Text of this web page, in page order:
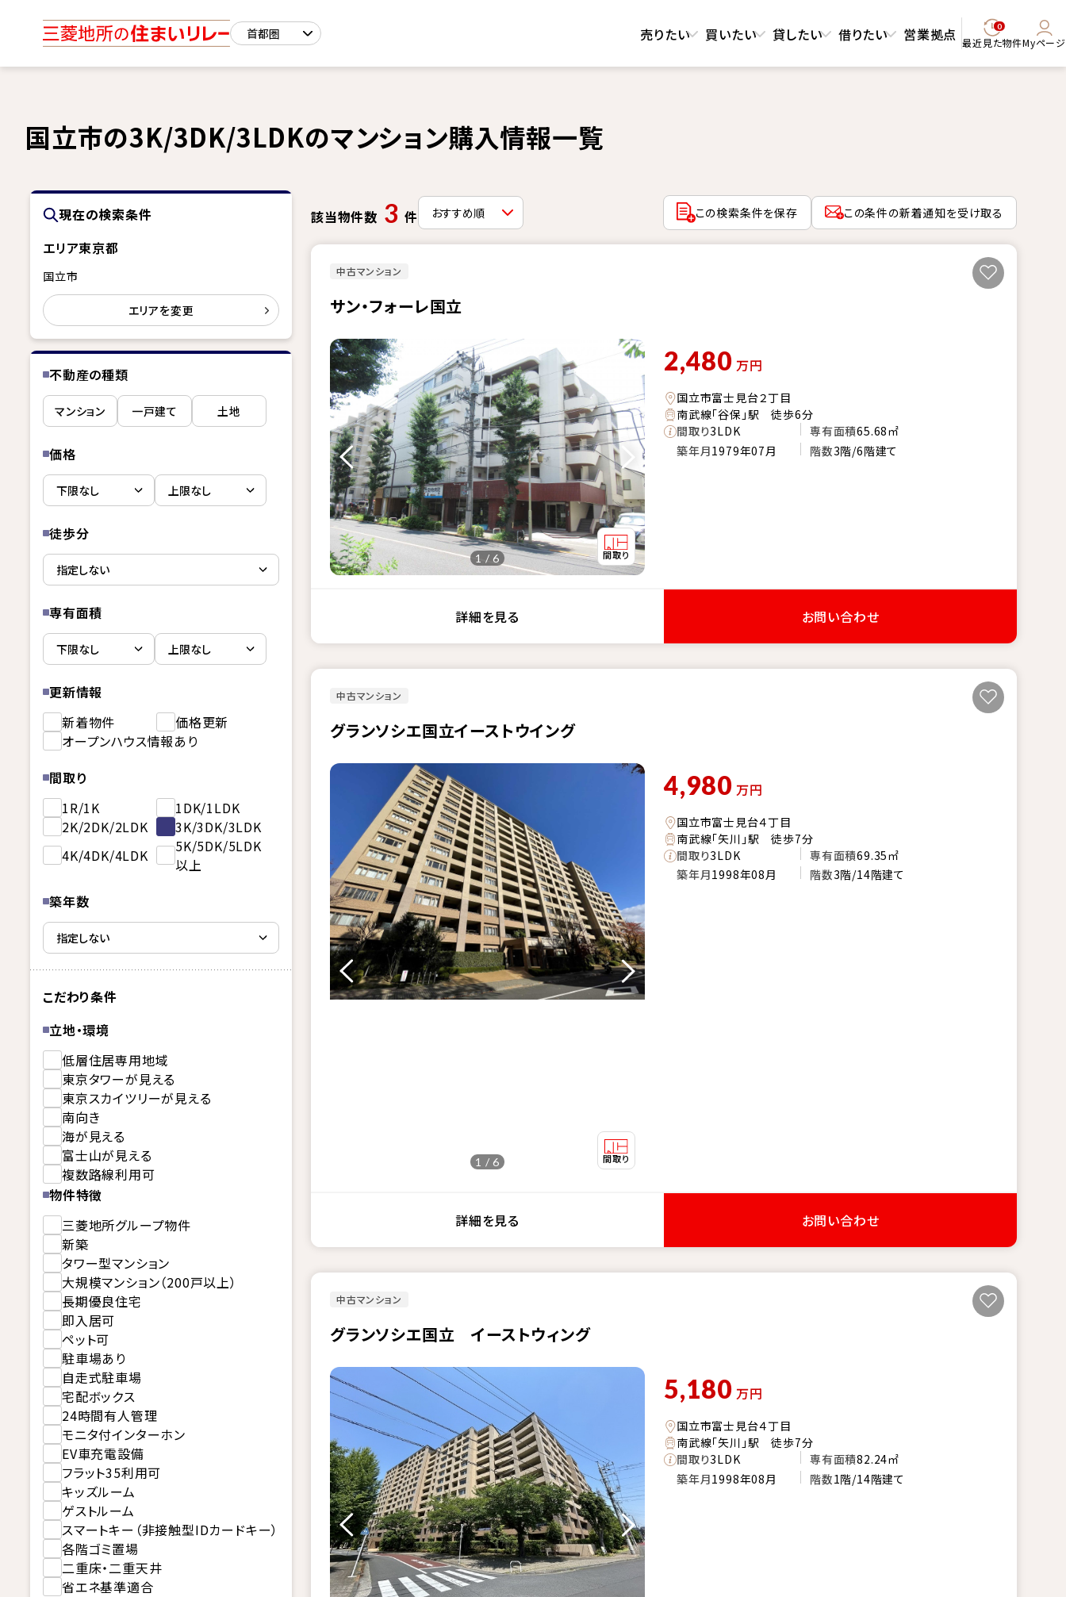
売りたい 買いたい 貸したい 借りたい 営業拠点 0
最近見た物件Myページ
国立市の3K/3DK/3LDKのマンション購入情報一覧
現在の検索条件
エリア東京都
国立市
エリアを変更
不動産の種類
マンション 一戸建て 土地
価格
徒歩分
専有面積
更新情報
新着物件
価格更新
オープンハウス情報あり
間取り
1R/1K
1DK/1LDK
2K/2DK/2LDK
3K/3DK/3LDK
4K/4DK/4LDK
5K/5DK/5LDK
以上
築年数
こだわり条件
立地・環境
低層住居専用地域
東京タワーが見える
東京スカイツリーが見える
南向き
海が見える
富士山が見える
複数路線利用可
物件特徴
三菱地所グループ物件
新築
タワー型マンション
大規模マンション（200戸以上）
長期優良住宅
即入居可
ペット可
駐車場あり
自走式駐車場
宅配ボックス
24時間有人管理
モニタ付インターホン
EV車充電設備
フラット35利用可
キッズルーム
ゲストルーム
スマートキー（非接触型IDカードキー）
各階ゴミ置場
二重床・二重天井
省エネ基準適合
該当物件数 3 件 この検索条件を保存 この条件の新着通知を受け取る
中古マンション
サン・フォーレ国立
1 / 6
2,480 万円
国立市富士見台２丁目
南武線「谷保」駅 徒歩6分
間取り3LDK 専有面積65.68㎡
築年月1979年07月 階数3階/6階建て
詳細を見る お問い合わせ
中古マンション
グランソシエ国立イーストウイング
1 / 6
4,980 万円
国立市富士見台４丁目
南武線「矢川」駅 徒歩7分
間取り3LDK 専有面積69.35㎡
築年月1998年08月 階数3階/14階建て
詳細を見る お問い合わせ
中古マンション
グランソシエ国立 イーストウィング
5,180 万円
国立市富士見台４丁目
南武線「矢川」駅 徒歩7分
間取り3LDK 専有面積82.24㎡
築年月1998年08月 階数1階/14階建て